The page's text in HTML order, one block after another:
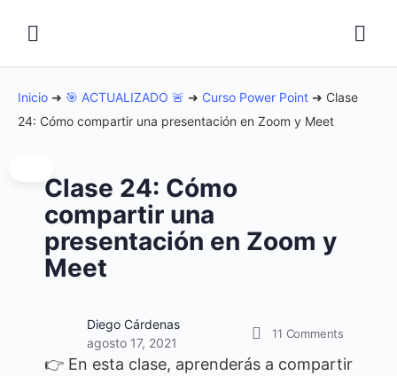
Inicio ➜ 🎯 ACTUALIZADO 🚨 ➜ Curso Power Point ➜ Clase
24: Cómo compartir una presentación en Zoom y Meet
Clase 24: Cómo
compartir una
presentación en Zoom y
Meet
Diego Cárdenas
agosto 17, 2021
11 Comments
👉 En esta clase, aprenderás a compartir